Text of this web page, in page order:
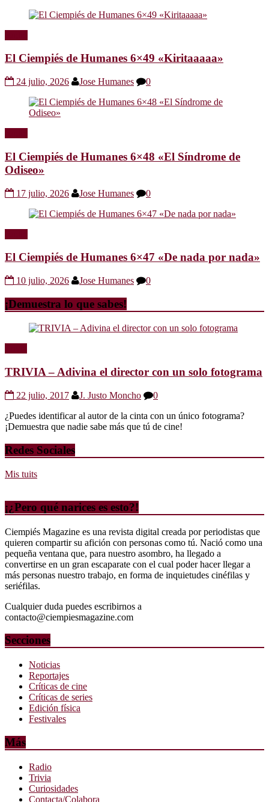
El Ciempiés de Humanes 6×49 «Kiritaaaaa»
24 julio, 2026 Jose Humanes 0
El Ciempiés de Humanes 6×48 «El Síndrome de
Odiseo»
17 julio, 2026 Jose Humanes 0
El Ciempiés de Humanes 6×47 «De nada por nada»
10 julio, 2026 Jose Humanes 0
¡Demuestra lo que sabes!
TRIVIA – Adivina el director con un solo fotograma
22 julio, 2017 J. Justo Moncho
0
¿Puedes identificar al autor de la cinta con un único fotograma?
¡Demuestra que nadie sabe más que tú de cine!
Redes Sociales
Mis tuits
¡¿Pero qué narices es esto?!
Ciempiés Magazine es una revista digital creada por periodistas que
quieren compartir su afición con personas como tú. Nació como una
pequeña ventana que, para nuestro asombro, ha llegado a
convertirse en un gran escaparate con el cual poder hacer llegar a
más personas nuestro trabajo, en forma de inquietudes cinéfilas y
seriéfilas.
Cualquier duda puedes escribirnos a
contacto@ciempiesmagazine.com
Secciones
Noticias
Reportajes
Críticas de cine
Críticas de series
Edición física
Festivales
Más
Radio
Trivia
Curiosidades
Contacta/Colabora